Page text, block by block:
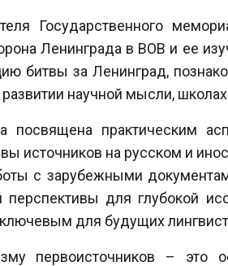
Государственного
Ленинграда в ВОВ и ее
битвы за Ленинград,
научной мысли,
посвящена практическим
источников на русском и
с зарубежными
для глубокой
для будущих
первоисточников – это